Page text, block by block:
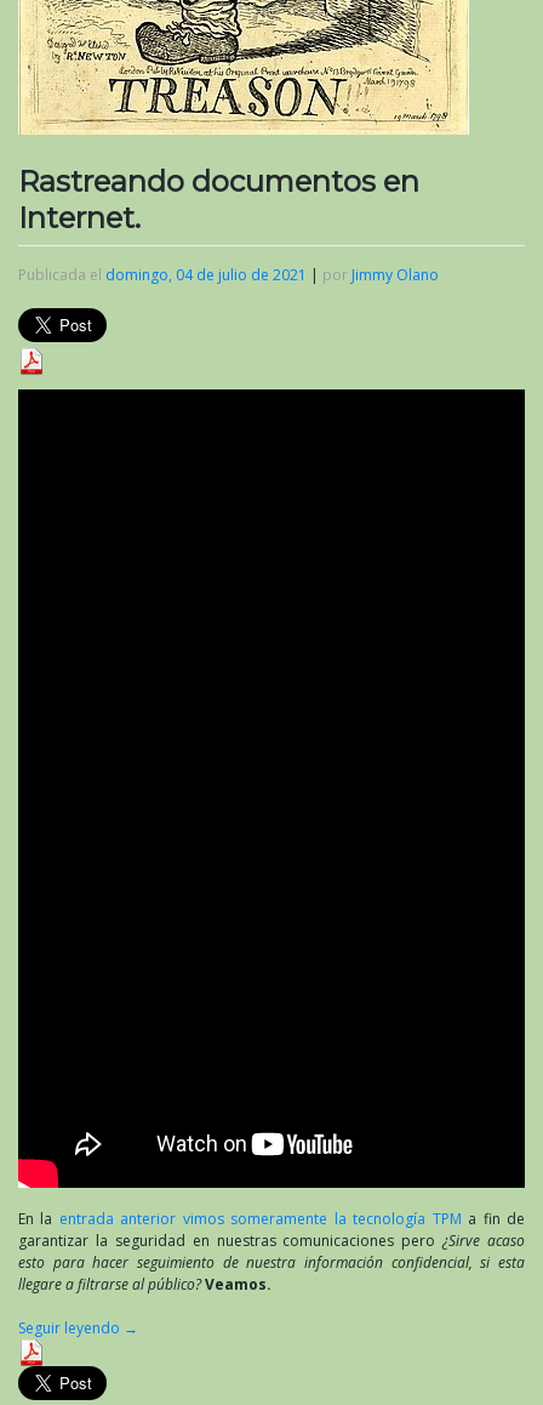
Rastreando documentos en
Internet.
Publicada el domingo, 04 de julio de 2021 | por Jimmy Olano
En la entrada anterior vimos someramente la tecnología TPM a fin de
garantizar la seguridad en nuestras comunicaciones pero¿Sirve acaso
esto para hacer seguimiento de nuestra información confidencial, si esta
llegare a filtrarse al público?Veamos.
Seguir leyendo →